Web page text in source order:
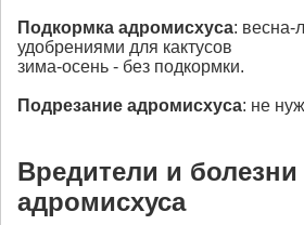
Подкормка адромисхуса: весна-
удобрениями для кактусов
зима-осень - без подкормки.
Подрезание адромисхуса: не
Вредители и болезни
адромисхуса